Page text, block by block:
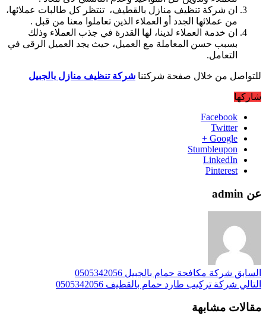
ان شركة تنظيف منازل بالقطيف، تنتظر كل طالبات عملائها،
من عملائها الجدد أو العملاء الذين تعاملوا معنا من قبل .
ان خدمة العملاء لدينا، لها القدرة في جذب العملاء وذلك
بسبب حسن المعاملة مع العميل، حيث يجد العميل الرقى في
التعامل.
للتواصل من خلال صفحة شركتنا شركة تنظيف منازل بالجبيل
شاركها
Facebook
Twitter
Google +
Stumbleupon
LinkedIn
Pinterest
عن admin
السابق شركة مكافحة حمام بالجبيل 0505342056
التالي شركة تركيب طارد حمام بالقطيف 0505342056
مقالات مشابهة